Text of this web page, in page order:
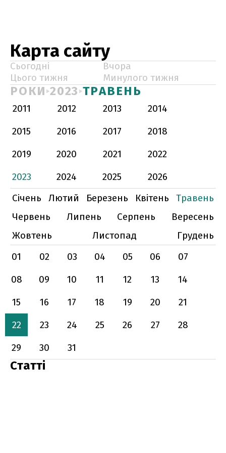
Карта сайту
Сьогодні
Вчора
Цього тижня
Минулого тижня
РОКИ 2023 ТРАВЕНЬ
2011 2012 2013
2014
2015
2016 2017
2018
2019
2020 2021
2022
2023
2024 2025
2026
Січень
Лютий Березень Квітень
Травень
Червень
Липень Серпень
Вересень
Жовтень
Листопад
Грудень
01
02 03 04 05 06
07
08
09 10 11 12 13
14
15
16 17 18 19 20
21
22
23 24 25 26 27
28
29
30 31
Статті